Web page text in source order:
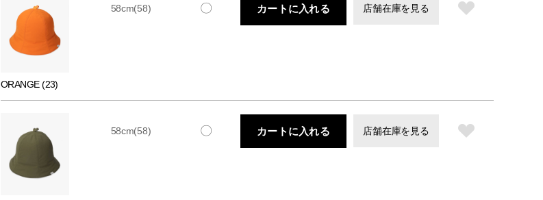
ORANGE (23)
58cm(58) 〇 カートに入れる 店舗在庫を見る
58cm(58) 〇 カートに入れる 店舗在庫を見る